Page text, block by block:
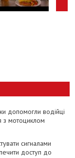
допомогли водійці
з мотоциклом
сигналами
доступ до